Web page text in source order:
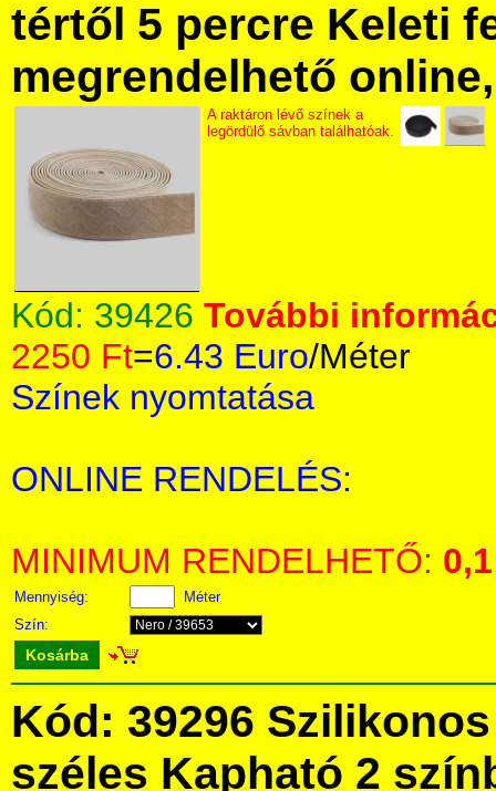
tértől 5 percre Keleti
megrendelhető
A raktáron lévő színek a
legördülő sávban találhatóak.
Kód: 39426 További
2250 Ft=6.43 Euro/Méter
Színek nyomtatása
ONLINE RENDELÉS:
MINIMUM RENDELHETŐ: 0,1
Mennyiség:
Méter
Szín:
Kosárba
Kód: 39296
széles Kapható 2